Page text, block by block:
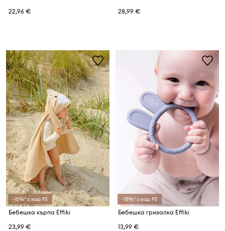
22,96 €
28,99 €
-15%* с код: FS
Бебешка кърпа Effiki
23,99 €
-15%* с код: FS
Бебешка гризалка Effiki
13,99 €